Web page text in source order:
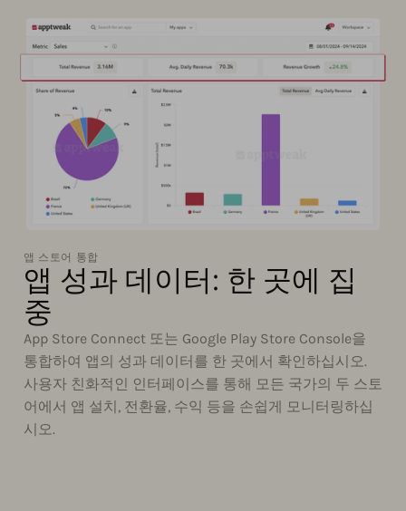
앱 스토어 통합
앱 성과 데이터: 한 곳에 집
중
App Store Connect 또는 Google Play Store Console을
통합하여 앱의 성과 데이터를 한 곳에서 확인하십시오.
사용자 친화적인 인터페이스를 통해 모든 국가의 두 스토
어에서 앱 설치, 전환율, 수익 등을 손쉽게 모니터링하십
시오.